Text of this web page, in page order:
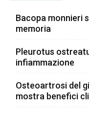
Bacopa monnieri
memoria
Pleurotus
infiammazione
Osteoartrosi del
mostra benefici